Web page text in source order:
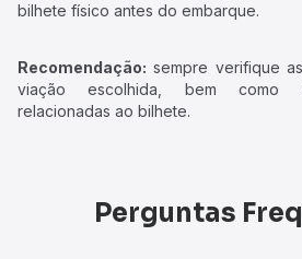
bilhete físico antes do embarque.
Recomendação: sempre verifique
viação escolhida, bem como
relacionadas ao bilhete.
Perguntas